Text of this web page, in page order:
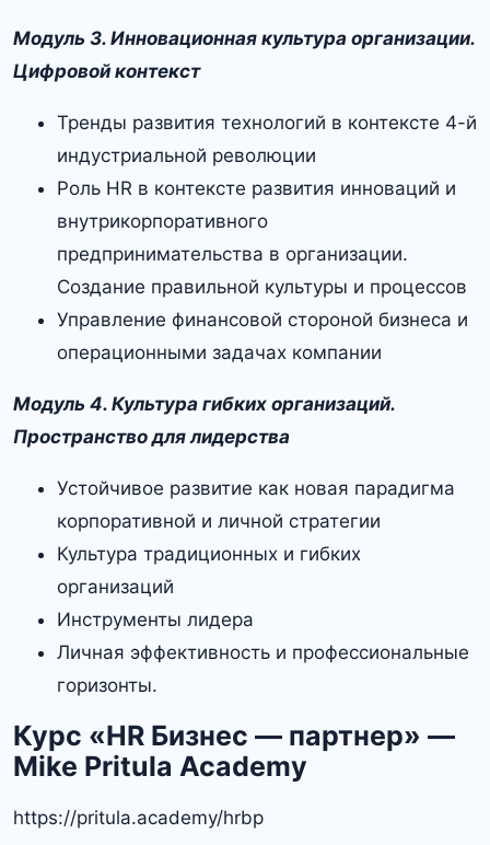
Модуль 3. Инновационная культура организации.
Цифровой контекст
Тренды развития технологий в контексте 4-й
индустриальной революции
Роль HR в контексте развития инноваций и
внутрикорпоративного
предпринимательства в организации.
Создание правильной культуры и процессов
Управление финансовой стороной бизнеса и
операционными задачах компании
Модуль 4. Культура гибких организаций.
Пространство для лидерства
Устойчивое развитие как новая парадигма
корпоративной и личной стратегии
Культура традиционных и гибких
организаций
Инструменты лидера
Личная эффективность и профессиональные
горизонты.
Курс «HR Бизнес — партнер» —
Mike Pritula Academy
https://pritula.academy/hrbp